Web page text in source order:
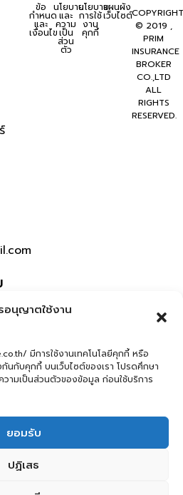
อนุญาตใช้งาน
มีการใช้งานเทคโนโลยีคุกกี้ หรือ
นกับคุกกี้ บนเว็บไซต์ของเรา โปรดศึกษา
วามเป็นส่วนตัวของข้อมูล ก่อนใช้บริการ
ยอมรับ
ปฏิเสธ
COPYRIGHT
© 2019 ,
PRIM
INSURANCE
BROKER
CO.,LTD
ALL
RIGHTS
RESERVED.
ข้อ
กำหนด
และ
เงื่อนไข
นโยบาย
และ
ความ
เป็น
ส่วน
ตัว
นโยบาย
การใช้
งาน
คุกกี้
แผนผัง
เว็บไซต์